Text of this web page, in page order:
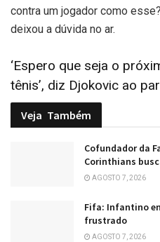
contra um jogador como
deixou a dúvida no ar.
‘Espero que seja o
tênis’, diz Djokovic ao
Veja Também
Cofundador da
Corinthians
AGOSTO 7, 2026
Fifa: Infantino
frustrado
AGOSTO 7, 2026